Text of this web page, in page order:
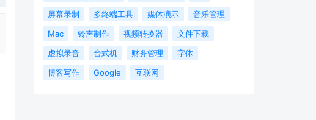
屏幕录制
多终端工具 媒体演示
音乐管理
Mac
铃声制作 视频转换器
文件下载
虚拟录音
台式机 财务管理
字体
博客写作
Google 互联网